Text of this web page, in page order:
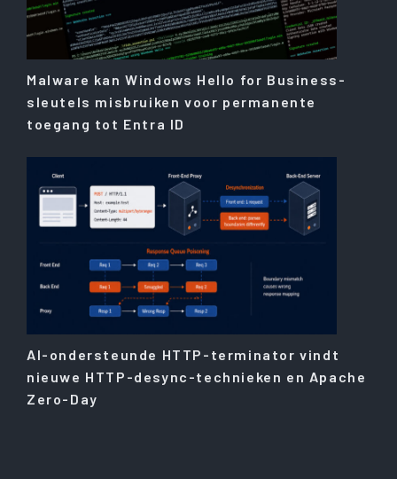
Malware kan Windows Hello for Business-
sleutels misbruiken voor permanente
toegang tot Entra ID
AI-ondersteunde HTTP-terminator vindt
nieuwe HTTP-desync-technieken en Apache
Zero-Day